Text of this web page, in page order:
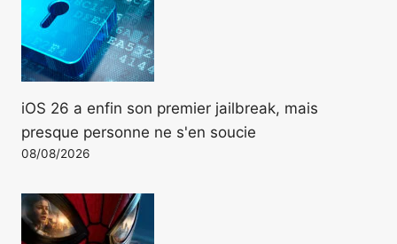
iOS 26 a enfin son premier jailbreak, mais
presque personne ne s'en soucie
08/08/2026